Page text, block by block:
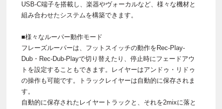
USB-C端子を搭載し、楽器やヴォーカルなど、様々な機材と
組み合わせたシステムを構築できます。
■様々なルーパー動作モード
フレーズルーパーは、フットスイッチの動作をRec-Play-
Dub・Rec-Dub-Playで切り替えたり、停止時にフェードアウ
トを設定することもできます。レイヤーはアンドゥ・リドゥ
の操作も可能です。トラックレイヤーは自動的に保存されま
す。
自動的に保存されたレイヤートラックと、それを2mixに落と